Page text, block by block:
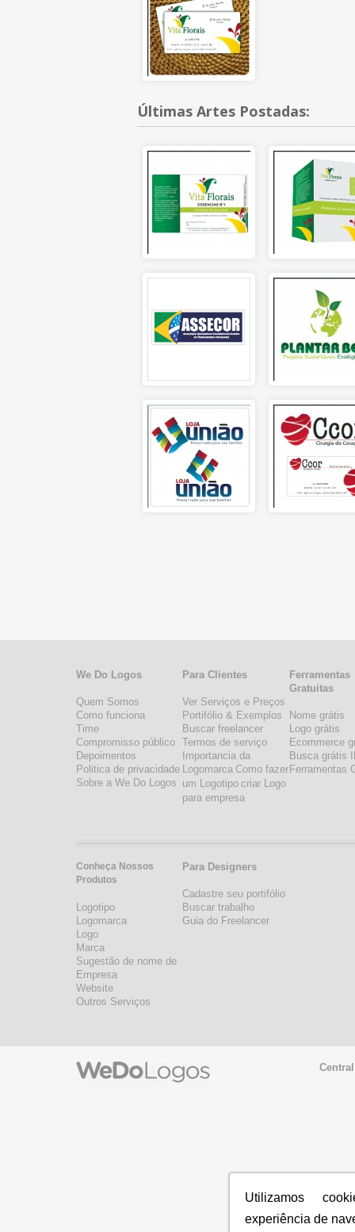
Utilizamos
experiência de
Últimas Artes Postadas:
We Do Logos
Quem Somos
Como funciona
Time
Compromisso público
Depoimentos
Politica de privacidade
Sobre a We Do Logos
Conheça Nossos
Produtos
Logotipo
Logomarca
Logo
Marca
Sugestão de nome de
Empresa
Website
Outros Serviços
Para Clientes
Ver Serviços e Preços
Portifólio & Exemplos
Buscar freelancer
Termos de serviço
Importancia da
Logomarca Como fazer
um Logotipo criar Logo
para empresa
Para Designers
Cadastre seu portifólio
Buscar trabalho
Guia do Freelancer
Ferramentas
Gratuitas
Nome grátis
Logo grátis
Ecommerce
Busca grátis
Ferramentas